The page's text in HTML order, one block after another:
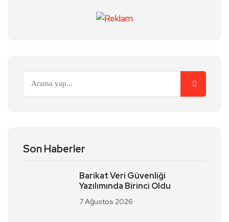
Son Haberler
Barikat Veri Güvenliği
Yazılımında Birinci Oldu
7 Ağustos 2026